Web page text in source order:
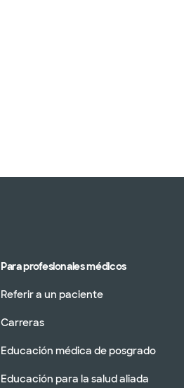
Para profesionales médicos
Referir a un paciente
Carreras
Educación médica de posgrado
Educación para la salud aliada